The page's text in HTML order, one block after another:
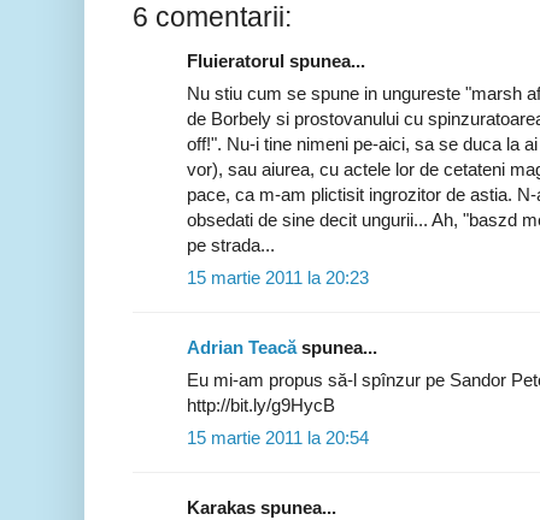
6 comentarii:
Fluieratorul spunea...
Nu stiu cum se spune in ungureste "marsh
de Borbely si prostovanului cu
off!". Nu-i tine nimeni pe-aici, sa se duca la
vor), sau aiurea, cu actele lor de cetateni
pace, ca m-am plictisit ingrozitor de astia.
obsedati de sine decit ungurii... Ah, "baszd
pe strada...
15 martie 2011 la 20:23
Adrian Teacăspunea...
Eu mi-am propus să-l spînzur pe Sandor
http://bit.ly/g9HycB
15 martie 2011 la 20:54
Karakas spunea...